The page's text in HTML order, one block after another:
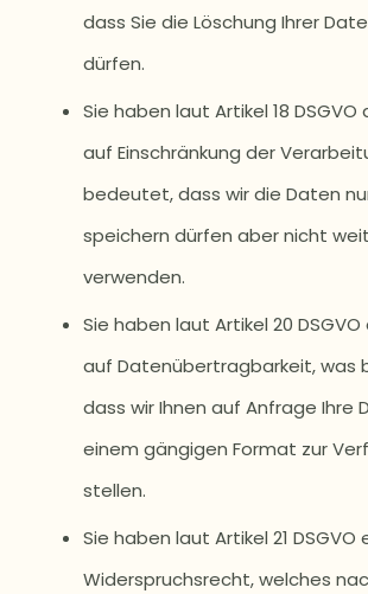
dass Sie die Löschung Ihrer
dürfen.
Sie haben laut Artikel 18 DSGVO
auf Einschränkung der
bedeutet, dass wir die Daten
speichern dürfen aber nicht
verwenden.
Sie haben laut Artikel 20
auf Datenübertragbarkeit, was
dass wir Ihnen auf Anfrage Ihre
einem gängigen Format zur
stellen.
Sie haben laut Artikel 21 DSGVO
Widerspruchsrecht, welches